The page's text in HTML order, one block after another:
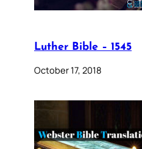
Luther Bible – 1545
October 17, 2018